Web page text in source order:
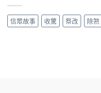
信眾故事 收驚 祭改 除煞